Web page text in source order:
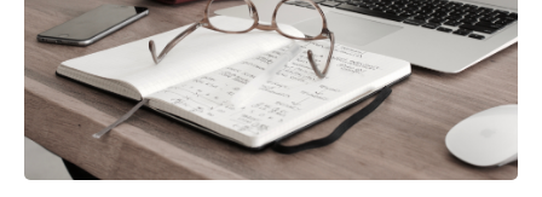
03.08.2026
Garanția financiară pentru refacerea
mediului la exploatarea resurselor
minerale
04.08.2026